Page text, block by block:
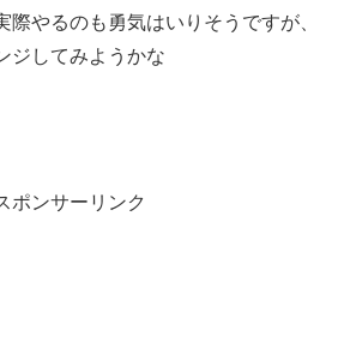
際やるのも勇気はいりそうですが、
ジしてみようかな
ポンサーリンク